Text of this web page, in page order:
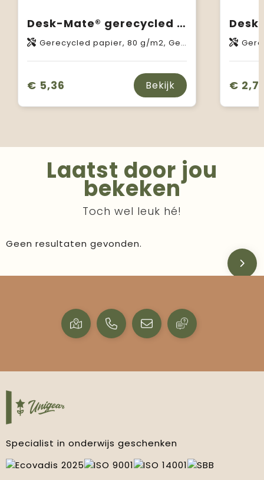
Desk-Mate® gerecycled A2 kladblok
Gerecycled papier, 80 g/m2, Gerecycled karton, 461 g/m2
€ 5,36 Bekijk €
Laatst door jou
bekeken
Toch wel leuk hé!
Geen resultaten gevonden.
Specialist in onderwijs geschenken